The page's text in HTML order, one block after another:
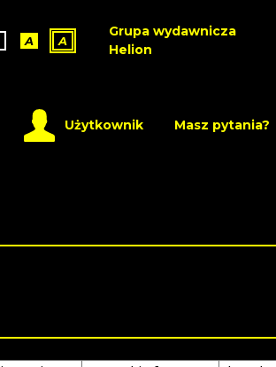
A A
Grupa wydawnicza
Helion
Użytkownik Masz pytania?